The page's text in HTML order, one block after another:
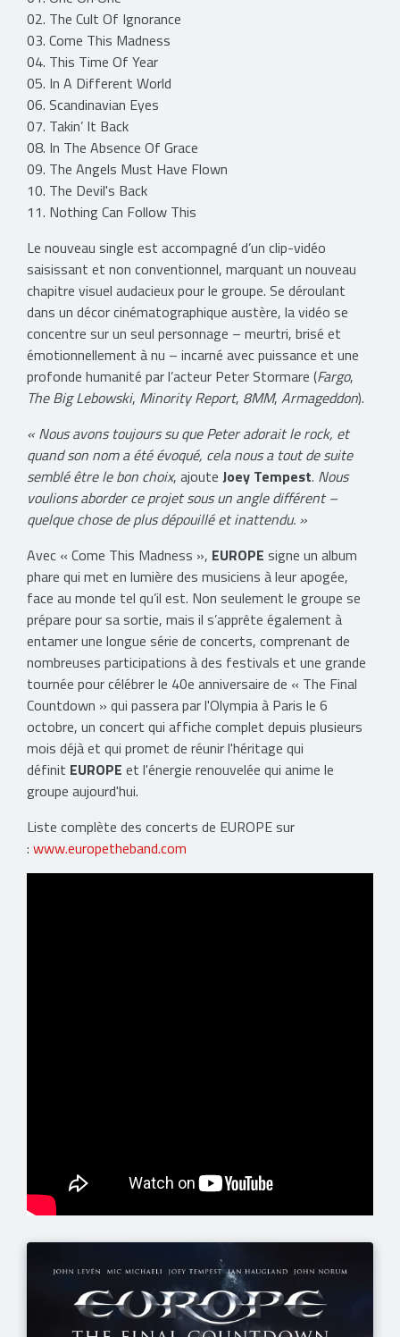
02. The Cult Of Ignorance
03. Come This Madness
04. This Time Of Year
05. In A Different World
06. Scandinavian Eyes
07. Takin’ It Back
08. In The Absence Of Grace
09. The Angels Must Have Flown
10. The Devil's Back
11. Nothing Can Follow This
Le nouveau single est accompagné d’un clip-vidéo
saisissant et non conventionnel, marquant un nouveau
chapitre visuel audacieux pour le groupe. Se déroulant
dans un décor cinématographique austère, la vidéo se
concentre sur un seul personnage – meurtri, brisé et
émotionnellement à nu – incarné avec puissance et une
profonde humanité par l’acteur Peter Stormare (Fargo,
The Big Lebowski, Minority Report, 8MM, Armageddon).
« Nous avons toujours su que Peter adorait le rock, et
quand son nom a été évoqué, cela nous a tout de suite
semblé être le bon choix, ajoute Joey Tempest. Nous
voulions aborder ce projet sous un angle différent –
quelque chose de plus dépouillé et inattendu. »
Avec « Come This Madness », EUROPE signe un album
phare qui met en lumière des musiciens à leur apogée,
face au monde tel qu’il est. Non seulement le groupe se
prépare pour sa sortie, mais il s’apprête également à
entamer une longue série de concerts, comprenant de
nombreuses participations à des festivals et une grande
tournée pour célébrer le 40e anniversaire de « The Final
Countdown » qui passera par l'Olympia à Paris le 6
octobre, un concert qui affiche complet depuis plusieurs
mois déjà et qui promet de réunir l'héritage qui
définit EUROPE et l'énergie renouvelée qui anime le
groupe aujourd'hui.
Liste complète des concerts de EUROPE sur
: www.europetheband.com